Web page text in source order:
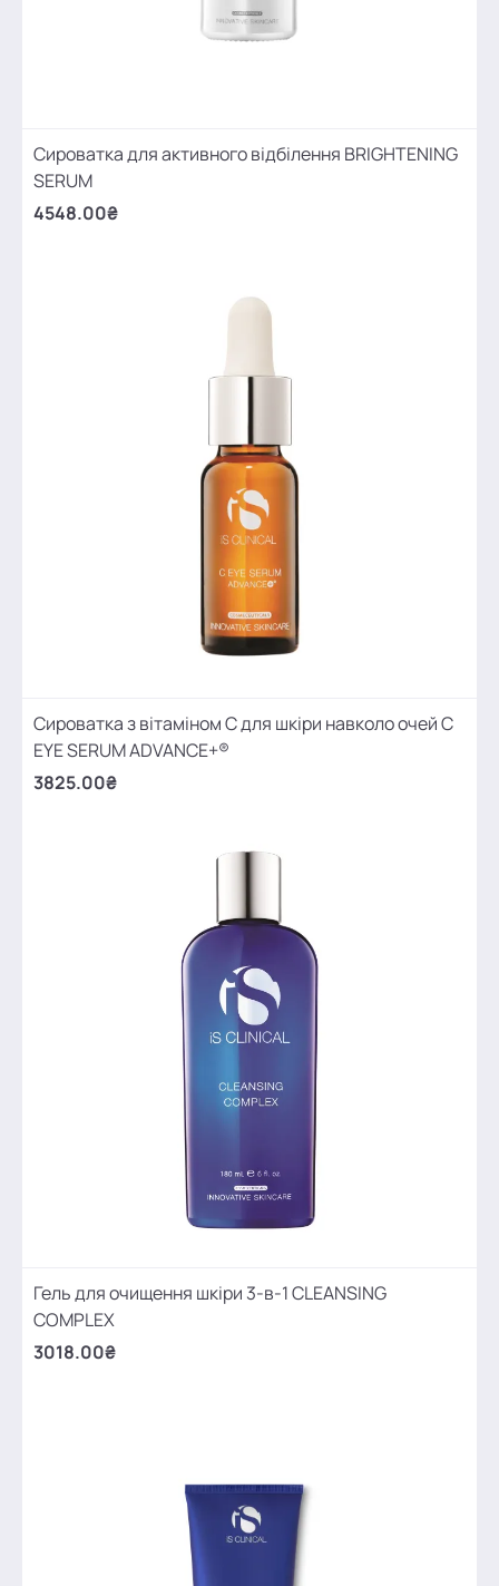
Сироватка для активного відбілення BRIGHTENING
SERUM
4548.00₴
Сироватка з вітаміном С для шкіри навколо очей C
EYE SERUM ADVANCE+®
3825.00₴
Гель для очищення шкіри 3-в-1 CLEANSING
COMPLEX
3018.00₴